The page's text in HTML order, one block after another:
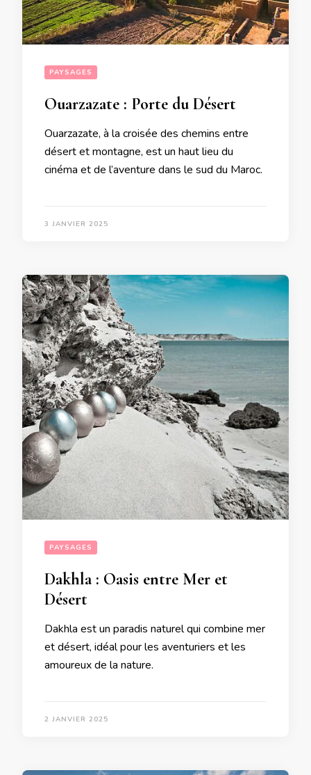
PAYSAGES
Ouarzazate : Porte du Désert
Ouarzazate, à la croisée des chemins entre
désert et montagne, est un haut lieu du
cinéma et de l’aventure dans le sud du Maroc.
3 JANVIER 2025
PAYSAGES
Dakhla : Oasis entre Mer et
Désert
Dakhla est un paradis naturel qui combine mer
et désert, idéal pour les aventuriers et les
amoureux de la nature.
2 JANVIER 2025